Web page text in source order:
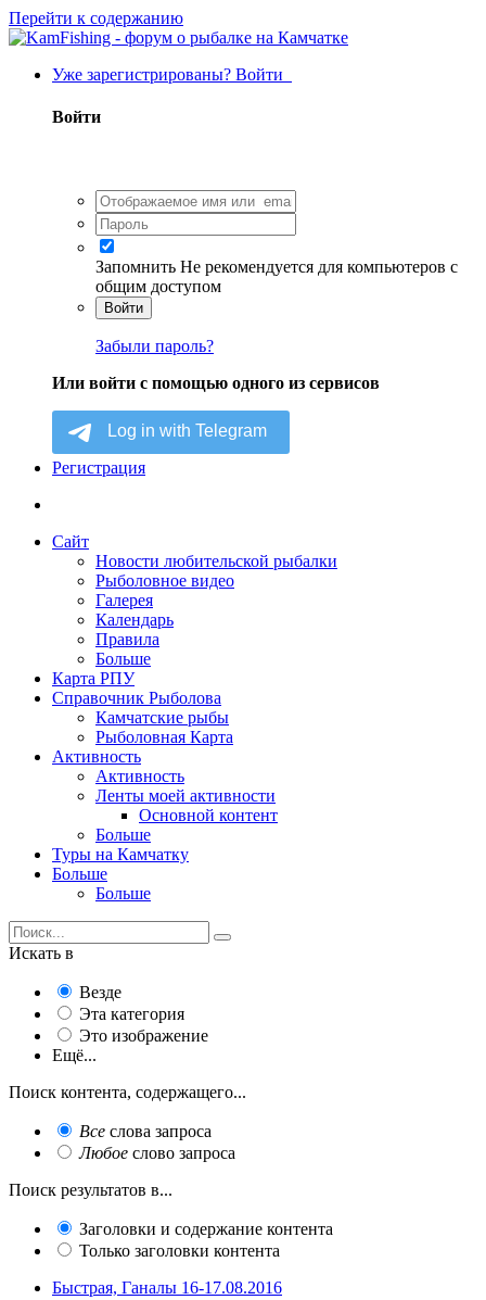
Перейти к содержанию
Уже зарегистрированы? Войти
Войти
Запомнить Не рекомендуется для компьютеров с
общим доступом
Войти
Забыли пароль?
Или войти с помощью одного из сервисов
Регистрация
Сайт
Новости любительской рыбалки
Рыболовное видео
Галерея
Календарь
Правила
Больше
Карта РПУ
Справочник Рыболова
Камчатские рыбы
Рыболовная Карта
Активность
Активность
Ленты моей активности
Основной контент
Больше
Туры на Камчатку
Больше
Больше
Искать в
Везде
Эта категория
Это изображение
Ещё...
Поиск контента, содержащего...
Все слова запроса
Любое слово запроса
Поиск результатов в...
Заголовки и содержание контента
Только заголовки контента
Быстрая, Ганалы 16-17.08.2016